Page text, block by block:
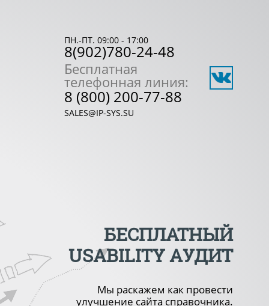
ПН.-ПТ. 09:00 - 17:00
8(902)780-24-48
Бесплатная
телефонная линия:
8 (800) 200-77-88
SALES@IP-SYS.SU
БЕСПЛАТНЫЙ
USABILITY АУДИТ
Мы раскажем как провести
улучшение сайта справочника.